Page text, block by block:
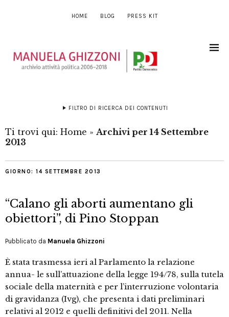
HOME BLOG PRESS KIT
FILTRO DI RICERCA DEI CONTENUTI
Ti trovi qui: Home » Archivi per 14 Settembre
2013
GIORNO: 14 SETTEMBRE 2013
“Calano gli aborti aumentano gli
obiettori”, di Pino Stoppan
Pubblicato da Manuela Ghizzoni
È stata trasmessa ieri al Parlamento la relazione
annua- le sull’attuazione della legge 194/78, sulla tutela
sociale della maternità e per l’interruzione volontaria
di gravidanza (Ivg), che presenta i dati preliminari
relativi al 2012 e quelli definitivi del 2011. Nella